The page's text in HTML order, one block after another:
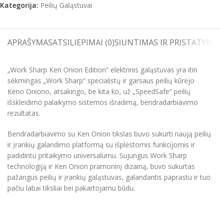
Kategorija: Peilių Galąstuvai
APRAŠYMASATSILIEPIMAI (0)SIUNTIMAS IR
„Work Sharp Ken Onion Edition“ elektrinis galąstuvas yra itin
sėkmingas „Work Sharp“ specialistų ir garsaus peilių kūrėjo
Keno Oniono, atsakingo, be kita ko, už „SpeedSafe“ peilių
išskleidimo palaikymo sistemos išradimą, bendradarbiavimo
rezultatas.
Bendradarbiavimo su Ken Onion tikslas buvo sukurti naują peilių
ir įrankių galandimo platformą su išplėstomis funkcijomis ir
padidintu pritaikymo universalumu. Sujungus Work Sharp
technologiją ir Ken Onion pramoninį dizainą, buvo sukurtas
pažangus peilių ir įrankių galąstuvas, galandantis paprastu ir tuo
pačiu labai tiksliai bei pakartojamu būdu.